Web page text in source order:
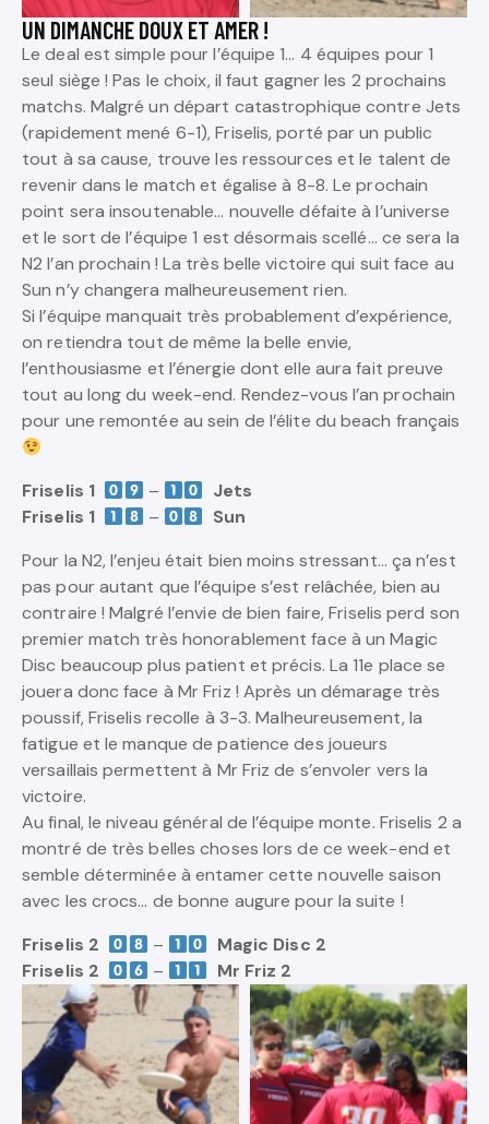
UN DIMANCHE DOUX ET AMER !
Le deal est simple pour l’équipe 1… 4 équipes pour 1
seul siège ! Pas le choix, il faut gagner les 2 prochains
matchs. Malgré un départ catastrophique contre Jets
(rapidement mené 6-1), Friselis, porté par un public
tout à sa cause, trouve les ressources et le talent de
revenir dans le match et égalise à 8-8. Le prochain
point sera insoutenable… nouvelle défaite à l’universe
et le sort de l’équipe 1 est désormais scellé… ce sera la
N2 l’an prochain ! La très belle victoire qui suit face au
Sun n’y changera malheureusement rien.
Si l’équipe manquait très probablement d’expérience,
on retiendra tout de même la belle envie,
l’enthousiasme et l’énergie dont elle aura fait preuve
tout au long du week-end. Rendez-vous l’an prochain
pour une remontée au sein de l’élite du beach français
Friselis 1 –
Jets
Friselis 1
–
Sun
Pour la N2, l’enjeu était bien moins stressant… ça n’est
pas pour autant que l’équipe s’est relâchée, bien au
contraire ! Malgré l’envie de bien faire, Friselis perd son
premier match très honorablement face à un Magic
Disc beaucoup plus patient et précis. La 11e place se
jouera donc face à Mr Friz ! Après un démarage très
poussif, Friselis recolle à 3-3. Malheureusement, la
fatigue et le manque de patience des joueurs
versaillais permettent à Mr Friz de s’envoler vers la
victoire.
Au final, le niveau général de l’équipe monte. Friselis 2 a
montré de très belles choses lors de ce week-end et
semble déterminée à entamer cette nouvelle saison
avec les crocs… de bonne augure pour la suite !
Friselis 2
–
Magic Disc 2
Friselis 2
– Mr Friz 2